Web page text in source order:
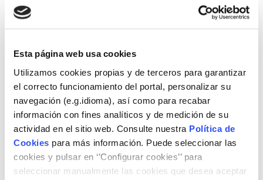
Esta página web usa cookies
Utilizamos cookies propias y de terceros para garantizar
el correcto funcionamiento del portal, personalizar su
navegación (e.g.idioma), así como para recabar
información con fines analíticos y de medición de su
actividad en el sitio web. Consulte nuestra Política de
Cookies para más información. Puede seleccionar las
cookies y pulsar en ‘’Configurar cookies’’ para
seleccionar manualmente las cookies que desea aceptar
Fundació Naturgy i el Capítol Espanyol del Club de Roma
van celebrar el 27 de febrer de 2023 el desè webinar
d’actualitat relacionats amb l’energia, el medi ambient i
la sostenibilitat.
Autors
Capítol Espanyol del Club de Roma i Fundació Naturgy
Tipus de contingut